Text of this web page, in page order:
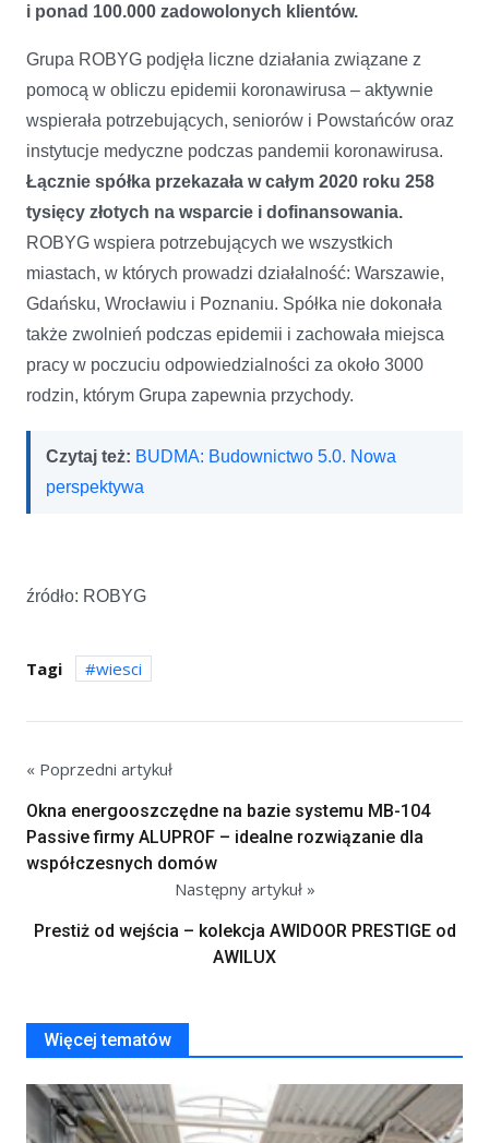
i ponad 100.000 zadowolonych klientów.
Grupa ROBYG podjęła liczne działania związane z
pomocą w obliczu epidemii koronawirusa – aktywnie
wspierała potrzebujących, seniorów i Powstańców oraz
instytucje medyczne podczas pandemii koronawirusa.
Łącznie spółka przekazała w całym 2020 roku 258
tysięcy złotych na wsparcie i dofinansowania.
ROBYG wspiera potrzebujących we wszystkich
miastach, w których prowadzi działalność: Warszawie,
Gdańsku, Wrocławiu i Poznaniu. Spółka nie dokonała
także zwolnień podczas epidemii i zachowała miejsca
pracy w poczuciu odpowiedzialności za około 3000
rodzin, którym Grupa zapewnia przychody.
Czytaj też: BUDMA: Budownictwo 5.0. Nowa
perspektywa
źródło: ROBYG
Tagi wiesci
« Poprzedni artykuł
Okna energooszczędne na bazie systemu MB-104
Passive firmy ALUPROF – idealne rozwiązanie dla
współczesnych domów
Następny artykuł »
Prestiż od wejścia – kolekcja AWIDOOR PRESTIGE od
AWILUX
Więcej tematów